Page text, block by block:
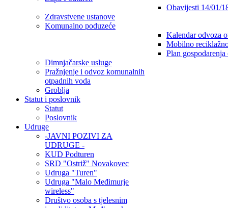
Obavijesti 14/01/
Zdravstvene ustanove
Komunalno poduzeće
Kalendar odvoza
Mobilno
Plan gospodarenja
Dimnjačarske usluge
Pražnjenje i odvoz komunalnih
otpadnih voda
Groblja
Statut i poslovnik
Statut
Poslovnik
Udruge
-JAVNI POZIVI ZA
UDRUGE -
KUD Podturen
SRD "Ostriž" Novakovec
Udruga "Turen"
Udruga "Malo Međimurje
wireless"
Društvo osoba s tjelesnim